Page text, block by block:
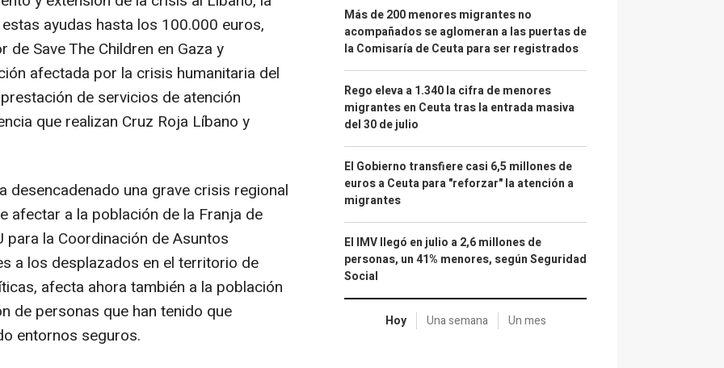
ayudas hasta los 100.000 euros,
Save The Children en Gaza y
afectada por la crisis humanitaria del
de servicios de atención
que realizan Cruz Roja Líbano y
desencadenado una grave crisis regional
afectar a la población de la Franja de
para la Coordinación de Asuntos
a los desplazados en el territorio de
afecta ahora también a la población
de personas que han tenido que
entornos seguros.
Más de 200 menores migrantes no
acompañados se aglomeran a las puertas de
la Comisaría de Ceuta para ser registrados
Rego eleva a 1.340 la cifra de menores
migrantes en Ceuta tras la entrada masiva
del 30 de julio
El Gobierno transfiere casi 6,5 millones de
euros a Ceuta para "reforzar" la atención a
migrantes
El IMV llegó en julio a 2,6 millones de
personas, un 41% menores, según Seguridad
Social
Hoy Una semana Un mes